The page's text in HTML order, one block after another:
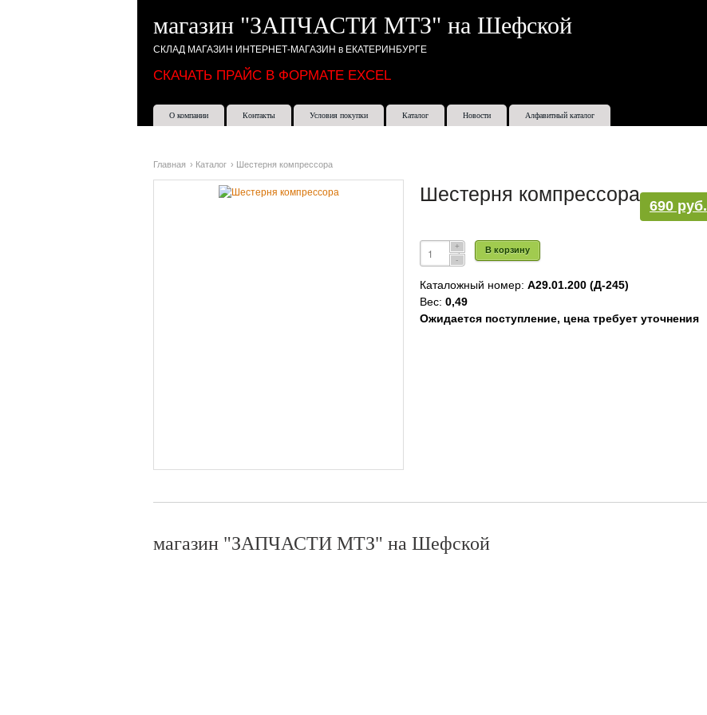
магазин "ЗАПЧАСТИ МТЗ" на Шефской
СКЛАД МАГАЗИН ИНТЕРНЕТ-МАГАЗИН в ЕКАТЕРИНБУРГЕ
СКАЧАТЬ ПРАЙС В ФОРМАТЕ EXCEL
О компании Контакты Условия покупки Каталог Новости Алфавитный каталог
Главная › Каталог › Шестерня компрессора
Шестерня компрессора
690 руб.
В корзину
Каталожный номер: А29.01.200 (Д-245)
Вес: 0,49
Ожидается поступление, цена требует уточнения
магазин "ЗАПЧАСТИ МТЗ" на Шефской